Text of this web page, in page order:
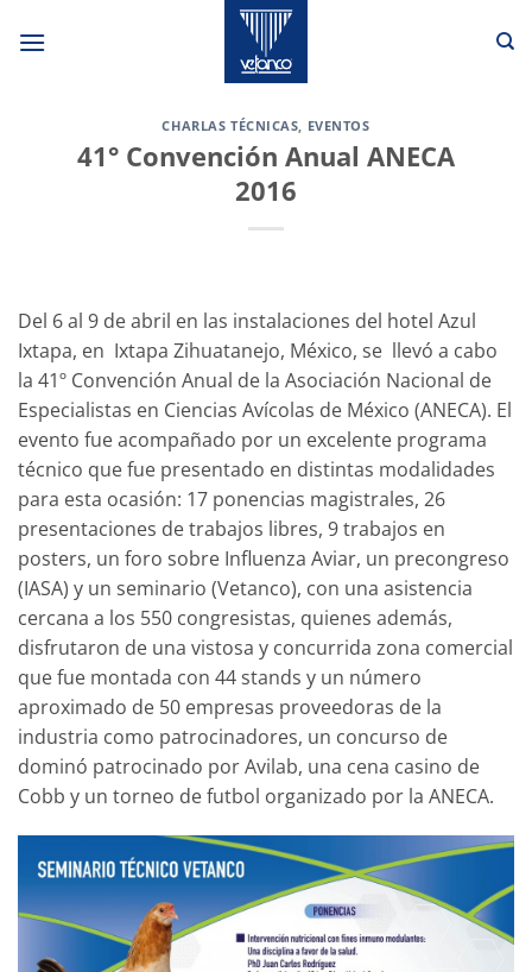
CHARLAS TÉCNICAS, EVENTOS
41° Convención Anual ANECA
2016
Del 6 al 9 de abril en las instalaciones del hotel Azul
Ixtapa, en Ixtapa Zihuatanejo, México, se llevó a cabo
la 41º Convención Anual de la Asociación Nacional de
Especialistas en Ciencias Avícolas de México (ANECA). El
evento fue acompañado por un excelente programa
técnico que fue presentado en distintas modalidades
para esta ocasión: 17 ponencias magistrales, 26
presentaciones de trabajos libres, 9 trabajos en
posters, un foro sobre Influenza Aviar, un precongreso
(IASA) y un seminario (Vetanco), con una asistencia
cercana a los 550 congresistas, quienes además,
disfrutaron de una vistosa y concurrida zona comercial
que fue montada con 44 stands y un número
aproximado de 50 empresas proveedoras de la
industria como patrocinadores, un concurso de
dominó patrocinado por Avilab, una cena casino de
Cobb y un torneo de futbol organizado por la ANECA.